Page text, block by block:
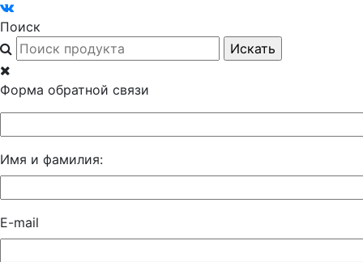
Поиск
Форма обратной связи
Имя и фамилия:
E-mail